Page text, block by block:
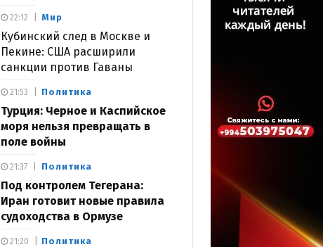
Мир
Кубинский след в Москве и
Пекине: США расширили
санкции против Гаваны
22:12
Политика
Турция: Черное и Каспийское
моря нельзя превращать в
поле войны
21:53
Политика
Под контролем Тегерана:
Иран готовит новые правила
судоходства в Ормузе
21:37
Политика
21:20